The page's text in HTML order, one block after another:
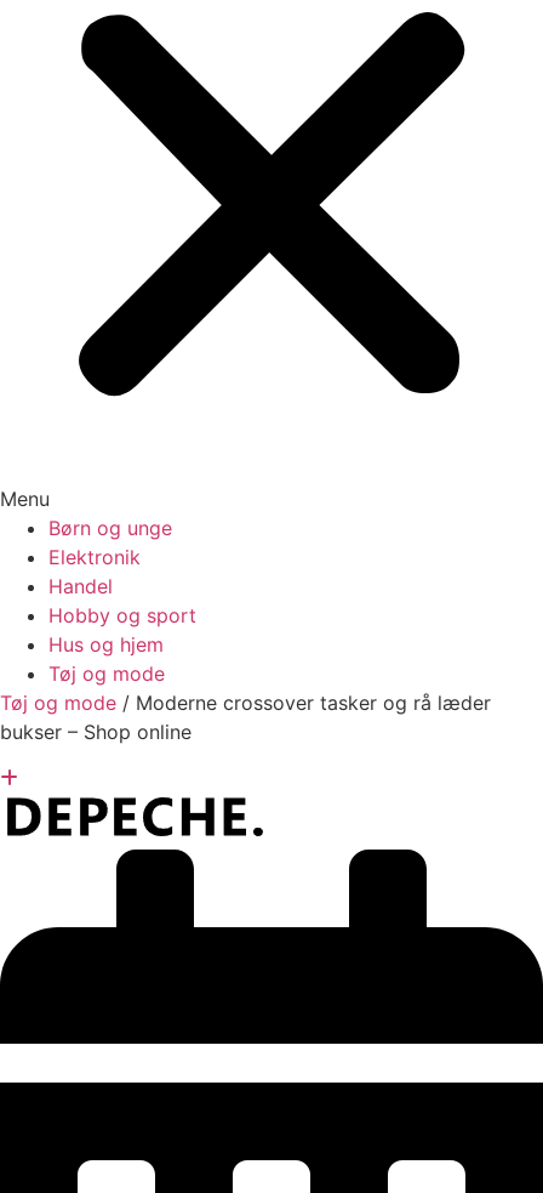
Menu
Børn og unge
Elektronik
Handel
Hobby og sport
Hus og hjem
Tøj og mode
Tøj og mode / Moderne crossover tasker og rå læder
bukser – Shop online